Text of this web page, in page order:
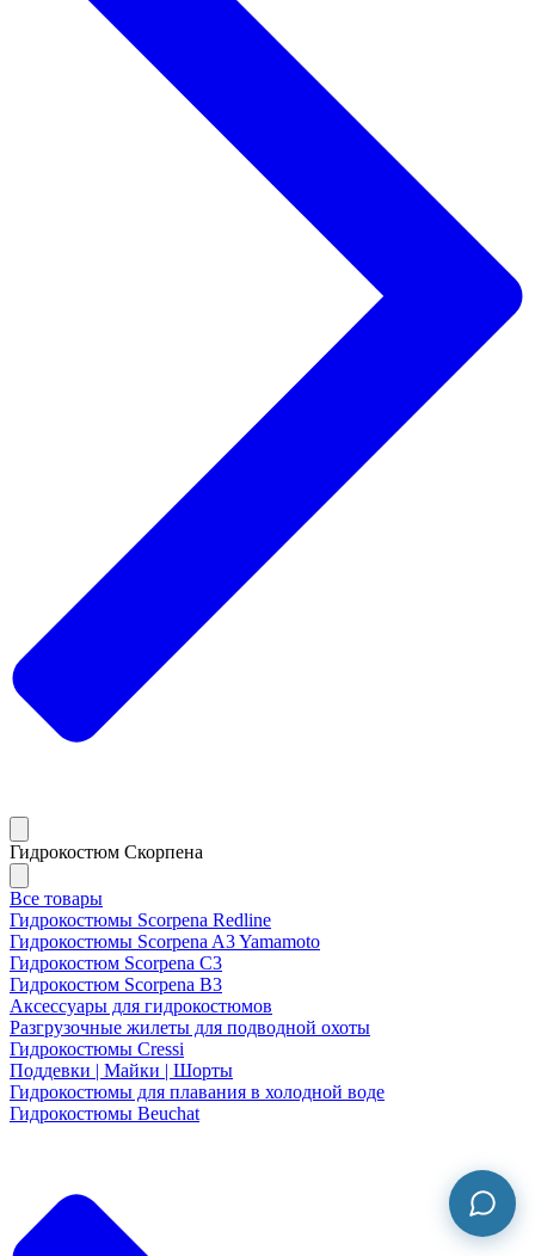
Гидрокостюм Скорпена
Все товары
Гидрокостюмы Scorpena Redline
Гидрокостюмы Scorpena A3 Yamamoto
Гидрокостюм Scorpena C3
Гидрокостюм Scorpena B3
Аксессуары для гидрокостюмов
Разгрузочные жилеты для подводной охоты
Гидрокостюмы Cressi
Поддевки | Майки | Шорты
Гидрокостюмы для плавания в холодной воде
Гидрокостюмы Beuchat